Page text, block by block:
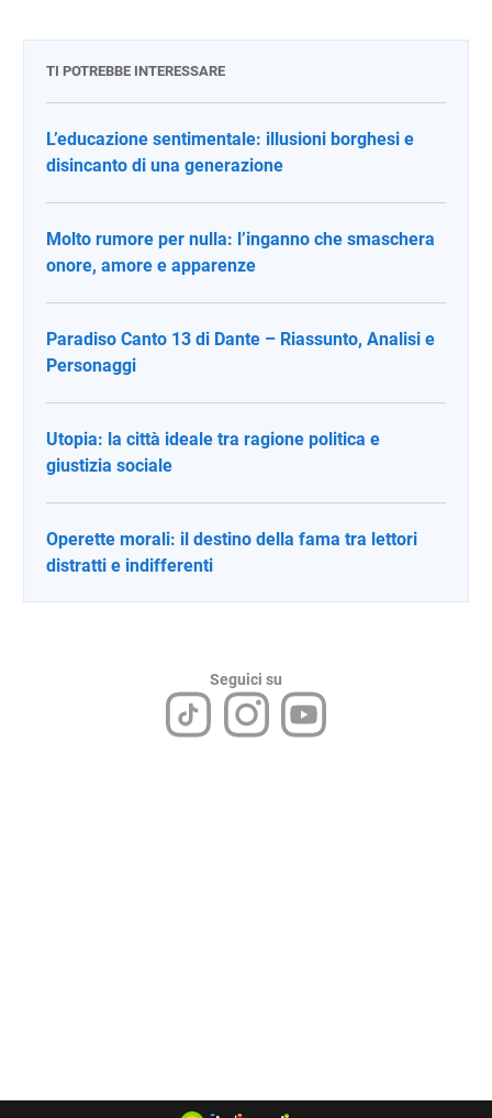
TI POTREBBE INTERESSARE
L’educazione sentimentale: illusioni borghesi e
disincanto di una generazione
Molto rumore per nulla: l’inganno che smaschera
onore, amore e apparenze
Paradiso Canto 13 di Dante – Riassunto, Analisi e
Personaggi
Utopia: la città ideale tra ragione politica e
giustizia sociale
Operette morali: il destino della fama tra lettori
distratti e indifferenti
Seguici su